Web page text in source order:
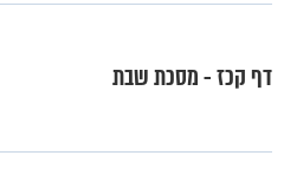
דף קכז - מסכת שבת